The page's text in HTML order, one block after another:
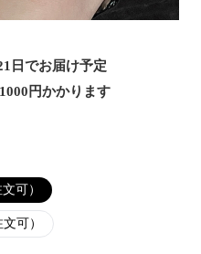
日でお届け予定
1000 円かかります
可）
可）